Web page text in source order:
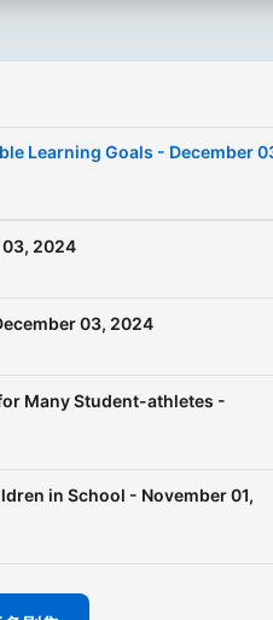
Learning Goals - December
2024
03, 2024
Many Student-athletes -
in School - November 01,